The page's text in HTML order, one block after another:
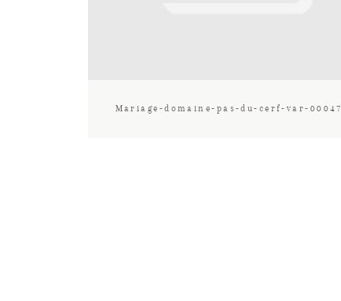
Mariage-domaine-pas-du-cerf-var-00047